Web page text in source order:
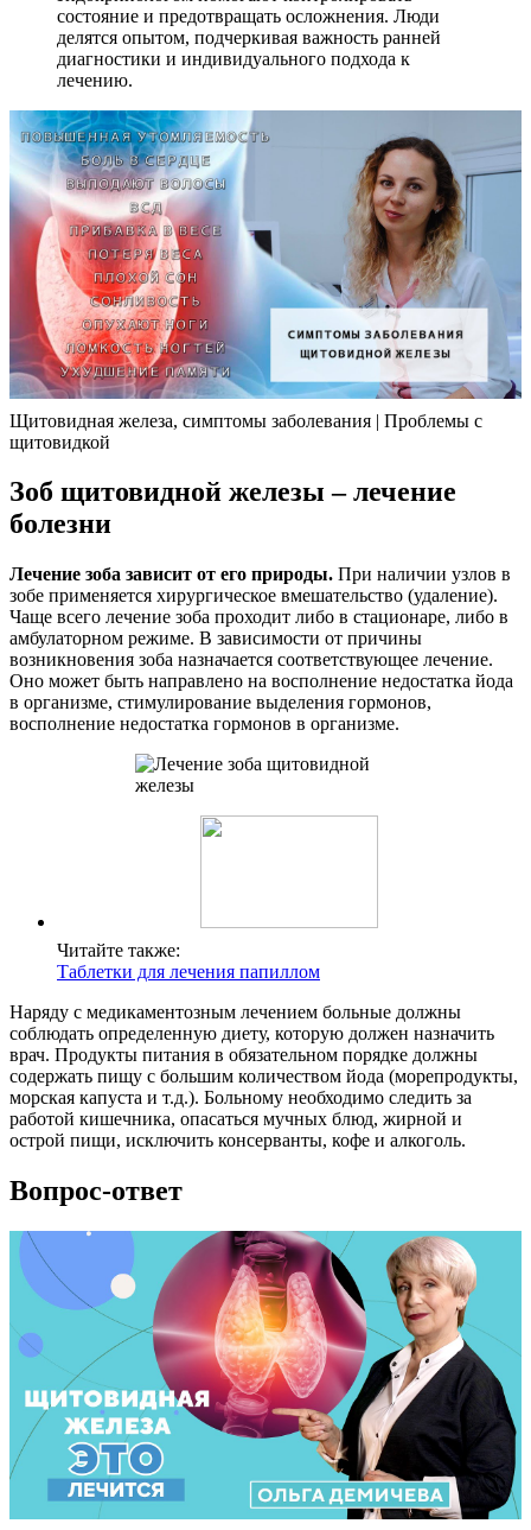
состояние и предотвращать осложнения. Люди
делятся опытом, подчеркивая важность ранней
диагностики и индивидуального подхода к
лечению.
Щитовидная железа, симптомы заболевания | Проблемы с
щитовидкой
Зоб щитовидной железы – лечение
болезни
Лечение зоба зависит от его природы. При наличии узлов в
зобе применяется хирургическое вмешательство (удаление).
Чаще всего лечение зоба проходит либо в стационаре, либо в
амбулаторном режиме. В зависимости от причины
возникновения зоба назначается соответствующее лечение.
Оно может быть направлено на восполнение недостатка йода
в организме, стимулирование выделения гормонов,
восполнение недостатка гормонов в организме.
Читайте также:
Таблетки для лечения папиллом
Наряду с медикаментозным лечением больные должны
соблюдать определенную диету, которую должен назначить
врач. Продукты питания в обязательном порядке должны
содержать пищу с большим количеством йода (морепродукты,
морская капуста и т.д.). Больному необходимо следить за
работой кишечника, опасаться мучных блюд, жирной и
острой пищи, исключить консерванты, кофе и алкоголь.
Вопрос-ответ